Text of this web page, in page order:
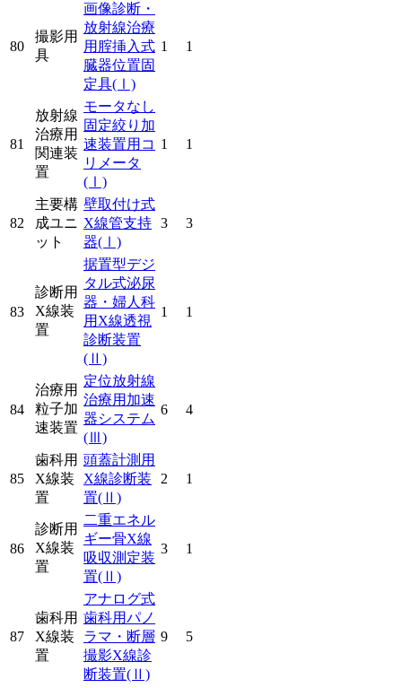
80
撮影用
具
画像診断・
放射線治療
用腟挿入式
臓器位置固
定具(Ⅰ)
1 1
81
放射線
治療用
関連装
置
モータなし
固定絞り加
速装置用コ
リメータ
(Ⅰ)
1 1
82
主要構
成ユニ
ット
壁取付け式
X線管支持
器(Ⅰ)
3 3
83
診断用
X線装
置
据置型デジ
タル式泌尿
器・婦人科
用X線透視
診断装置
(Ⅱ)
1 1
84
治療用
粒子加
速装置
定位放射線
治療用加速
器システム
(Ⅲ)
6 4
85
歯科用
X線装
置
頭蓋計測用
X線診断装
置(Ⅱ)
2 1
86
診断用
X線装
置
二重エネル
ギー骨X線
吸収測定装
置(Ⅱ)
3 1
87
歯科用
X線装
置
アナログ式
歯科用パノ
ラマ・断層
撮影X線診
断装置(Ⅱ)
9 5